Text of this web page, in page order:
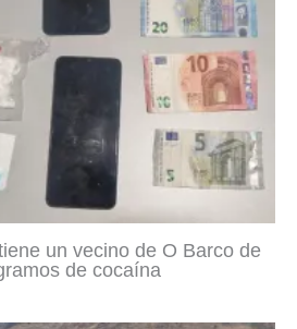
un vecino de O Barco de
de cocaína